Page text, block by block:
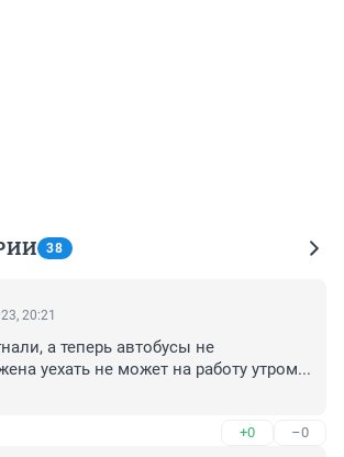
38
20:21
а теперь автобусы не
уехать не может на работу утром...
+0 –0